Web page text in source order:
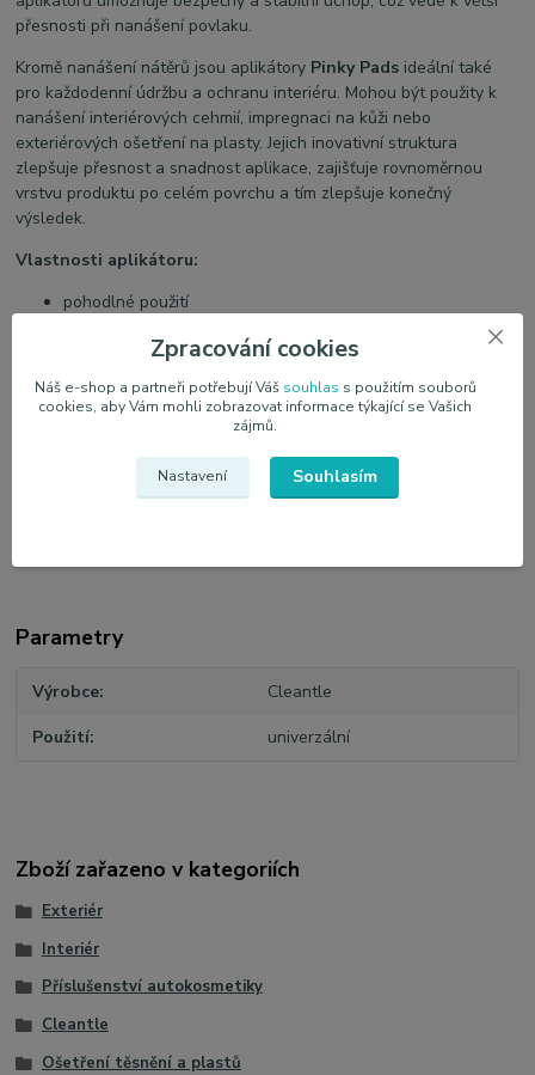
přesnosti při nanášení povlaku.
Kromě nanášení nátěrů jsou aplikátory Pinky Pads ideální také
pro každodenní údržbu a ochranu interiéru. Mohou být použity k
nanášení interiérových cehmií, impregnaci na kůži nebo
exteriérových ošetření na plasty. Jejich inovativní struktura
zlepšuje přesnost a snadnost aplikace, zajišťuje rovnoměrnou
vrstvu produktu po celém povrchu a tím zlepšuje konečný
výsledek.
Vlastnosti aplikátoru:
pohodlné použití
zlepšuje nanášení nátěrů
neabsorbuje produkt
určeno pro aplikaci keramických/grafenových povlaků
v případě nátěrových aplikací se jedná o jednorázový
V případě použití produktů Interior Dressing/Leather
Protection je opakovaně použitelný
Parametry
Výrobce Cleantle
Použití univerzální
Zboží zařazeno v kategoriích
Exteriér
Interiér
Příslušenství autokosmetiky
Cleantle
Ošetření těsnění a plastů
Zpracování cookies
Náš e-shop a partneři potřebují Váš souhlas s použitím souborů
cookies, aby Vám mohli zobrazovat informace týkající se Vašich
zájmů.
Nastavení Souhlasím